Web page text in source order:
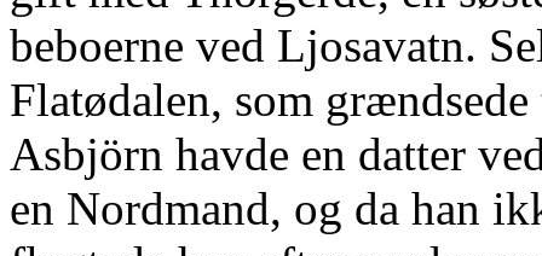
beboerne ved Ljosavatn.
Flatødalen, som
Asbjörn havde en datter
en Nordmand, og da han